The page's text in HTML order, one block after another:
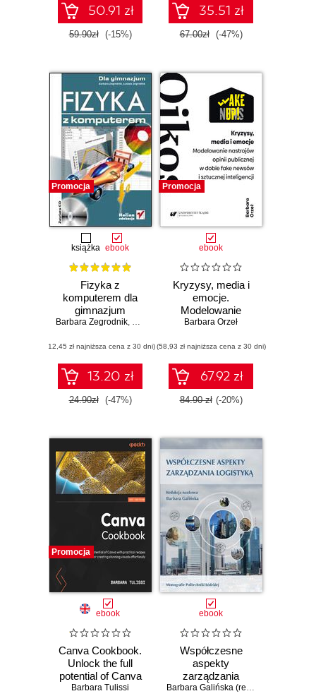
50.91 zł
59.90zł (-15%)
35.51 zł
67.00zł (-47%)
Promocja
książka ebook
Fizyka z
komputerem dla
gimnazjum
Barbara Zegrodnik, Łukasz Zegrodnik
(12,45 zł najniższa cena z 30 dni)
13.20 zł
24.90zł (-47%)
Promocja
ebook
Kryzysy, media i
emocje.
Modelowanie
nastrojów opinii
fake newsów i
sztucznej
inteligencji
Barbara Orzeł
(58,93 zł najniższa cena z 30 dni)
67.92 zł
84.90 zł (-20%)
Promocja
ebook
Canva Cookbook.
Unlock the full
potential of Canva
with practical
Barbara Tulissi
ebook
Współczesne
aspekty
zarządzania
logistyką
Barbara Galińska (red.)